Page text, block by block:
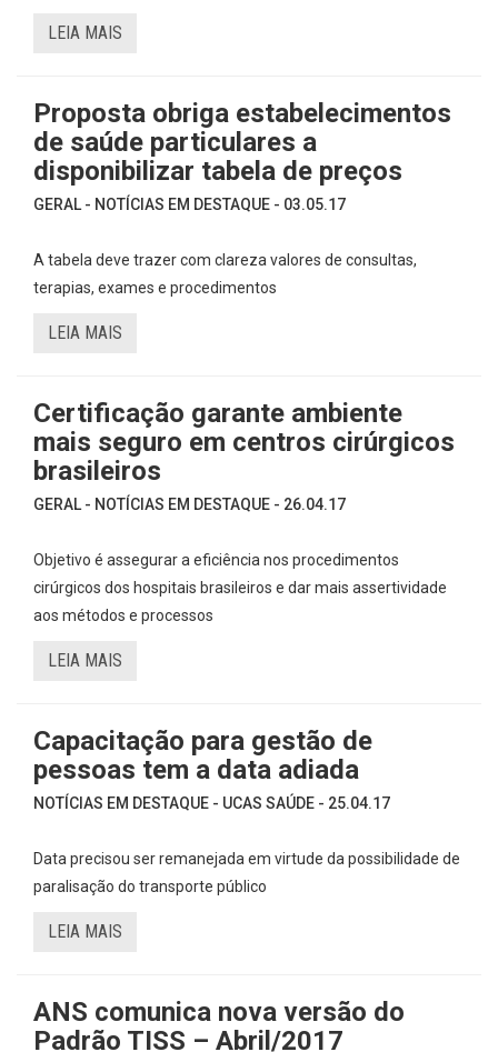
LEIA MAIS
Proposta obriga estabelecimentos
de saúde particulares a
disponibilizar tabela de preços
GERAL - NOTÍCIAS EM DESTAQUE - 03.05.17
A tabela deve trazer com clareza valores de consultas,
terapias, exames e procedimentos
LEIA MAIS
Certificação garante ambiente
mais seguro em centros cirúrgicos
brasileiros
GERAL - NOTÍCIAS EM DESTAQUE - 26.04.17
Objetivo é assegurar a eficiência nos procedimentos
cirúrgicos dos hospitais brasileiros e dar mais assertividade
aos métodos e processos
LEIA MAIS
Capacitação para gestão de
pessoas tem a data adiada
NOTÍCIAS EM DESTAQUE - UCAS SAÚDE - 25.04.17
Data precisou ser remanejada em virtude da possibilidade de
paralisação do transporte público
LEIA MAIS
ANS comunica nova versão do
Padrão TISS – Abril/2017